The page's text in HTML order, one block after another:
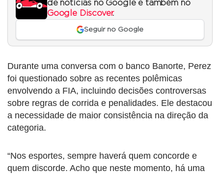
de notícias no Google e também no
Google Discover.
Seguir no Google
Durante uma conversa com o banco Banorte, Perez
foi questionado sobre as recentes polêmicas
envolvendo a FIA, incluindo decisões controversas
sobre regras de corrida e penalidades. Ele destacou
a necessidade de maior consistência na direção da
categoria.
“Nos esportes, sempre haverá quem concorde e
quem discorde. Acho que neste momento, há uma